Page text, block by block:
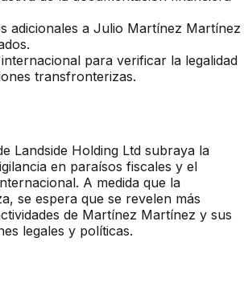
adicionales a Julio Martínez Martínez
para verificar la legalidad
transfronterizas.
Landside Holding Ltd subraya la
en paraísos fiscales y el
A medida que la
se espera que se revelen más
de Martínez Martínez y sus
legales y políticas.